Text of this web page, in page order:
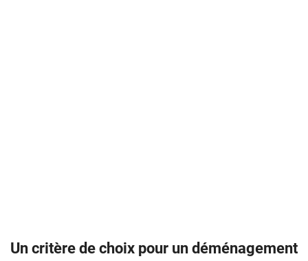
Un critère de choix pour un déménagement